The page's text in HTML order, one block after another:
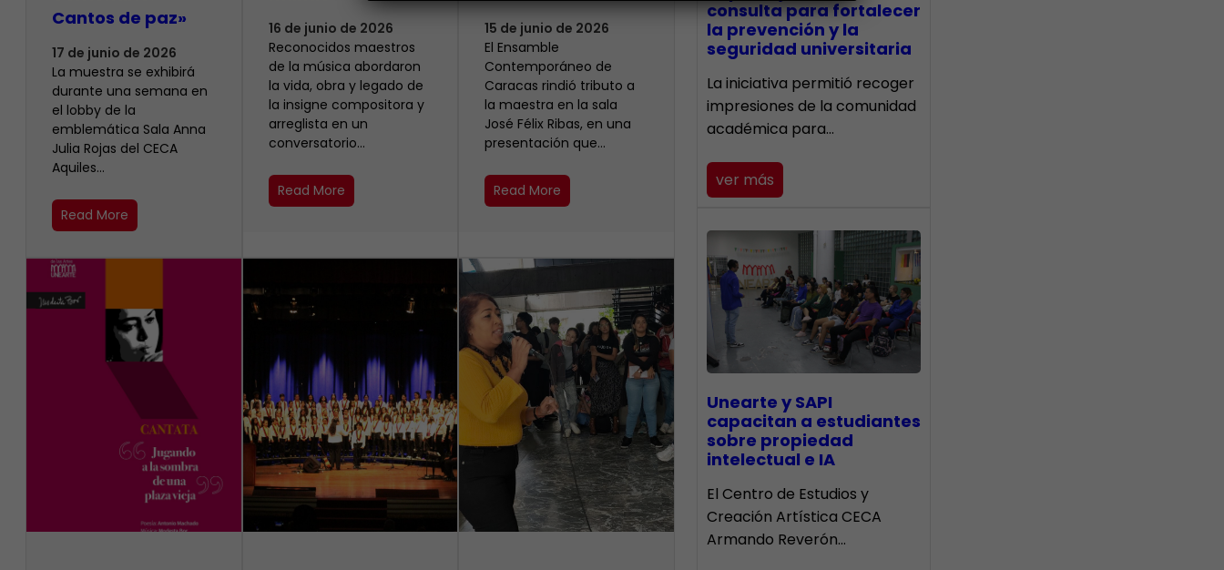
Cantos de paz»
17 de junio de 2026
La muestra se exhibirá
durante una semana en
el lobby de la
emblemática Sala Anna
Julia Rojas del CECA
Aquiles…
Read More
16 de junio de 2026
Reconocidos maestros
de la música abordaron
la vida, obra y legado de
la insigne compositora y
arreglista en un
conversatorio…
Read More
15 de junio de 2026
El Ensamble
Contemporáneo de
Caracas rindió tributo a
la maestra en la sala
José Félix Ribas, en una
presentación que…
Read More
consulta para fortalecer
la prevención y la
seguridad universitaria
La iniciativa permitió recoger
impresiones de la comunidad
académica para…
ver más
Unearte y SAPI
capacitan a estudiantes
sobre propiedad
intelectual e IA
El Centro de Estudios y
Creación Artística CECA
Armando Reverón…